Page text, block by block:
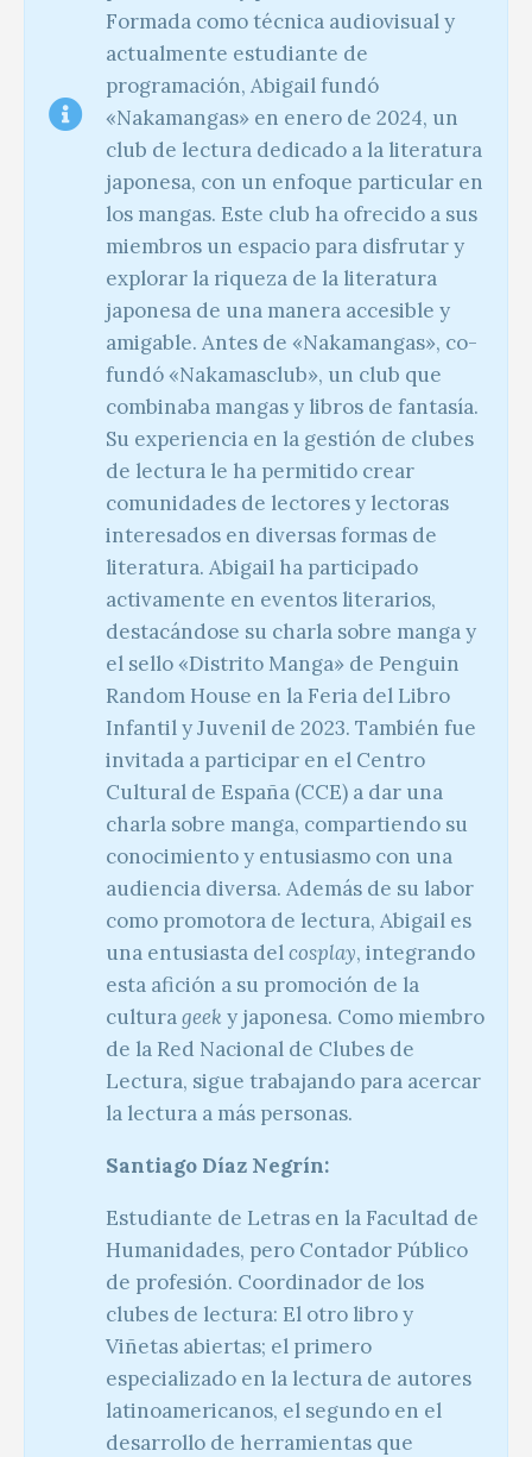
Formada como técnica audiovisual y
actualmente estudiante de
programación, Abigail fundó
«Nakamangas» en enero de 2024, un
club de lectura dedicado a la literatura
japonesa, con un enfoque particular en
los mangas. Este club ha ofrecido a sus
miembros un espacio para disfrutar y
explorar la riqueza de la literatura
japonesa de una manera accesible y
amigable. Antes de «Nakamangas», co-
fundó «Nakamasclub», un club que
combinaba mangas y libros de fantasía.
Su experiencia en la gestión de clubes
de lectura le ha permitido crear
comunidades de lectores y lectoras
interesados en diversas formas de
literatura. Abigail ha participado
activamente en eventos literarios,
destacándose su charla sobre manga y
el sello «Distrito Manga» de Penguin
Random House en la Feria del Libro
Infantil y Juvenil de 2023. También fue
invitada a participar en el Centro
Cultural de España (CCE) a dar una
charla sobre manga, compartiendo su
conocimiento y entusiasmo con una
audiencia diversa. Además de su labor
como promotora de lectura, Abigail es
una entusiasta delcosplay, integrando
esta afición a su promoción de la
culturageeky japonesa. Como miembro
de la Red Nacional de Clubes de
Lectura, sigue trabajando para acercar
la lectura a más personas.
Santiago Díaz Negrín:
Estudiante de Letras en la Facultad de
Humanidades, pero Contador Público
de profesión. Coordinador de los
clubes de lectura: El otro libro y
Viñetas abiertas; el primero
especializado en la lectura de autores
latinoamericanos, el segundo en el
desarrollo de herramientas que